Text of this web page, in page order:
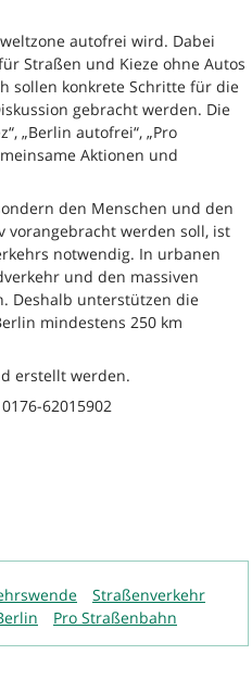
autofrei wird. Dabei
Straßen und Kieze ohne Autos
sollen konkrete Schritte für die
gebracht werden. Die
„Berlin autofrei“, „Pro
Aktionen und
den Menschen und den
vorangebracht werden soll, ist
notwendig. In urbanen
und den massiven
Deshalb unterstützen die
mindestens 250 km
erstellt werden.
62015902
Straßenverkehr
Pro Straßenbahn